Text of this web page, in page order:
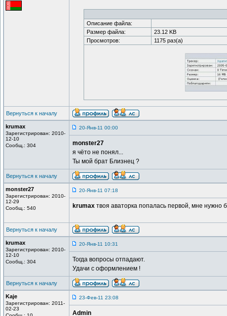
Описание файла:
Размер файла:
23.12 KB
Просмотров:
1175 раз(а)
Вернуться к началу
krumax
Зарегистрирован: 2010-
12-10
Сообщ.: 304
20-Янв-11 00:00
monster27
я чёто не понял...
Ты мой брат Близнец ?
Вернуться к началу
monster27
Зарегистрирован: 2010-
12-29
Сообщ.: 540
20-Янв-11 07:18
krumax твоя аваторка попалась первой, мне нужно
Вернуться к началу
krumax
Зарегистрирован: 2010-
12-10
Сообщ.: 304
20-Янв-11 10:31
Тогда вопросы отпадают.
Удачи с оформлением !
Вернуться к началу
Kaje
Зарегистрирован: 2011-
02-23
23-Фев-11 23:08
Admin